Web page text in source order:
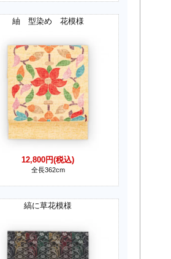
紬 型染め 花模様
12,800円(税込)
全長362cm
縞に草花模様